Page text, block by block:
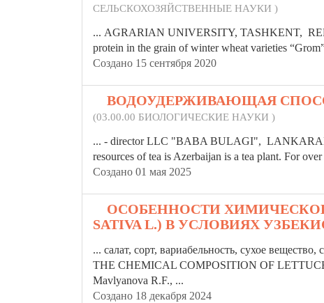
СЕЛЬСКОХОЗЯЙСТВЕННЫЕ НАУКИ )
... AGRARIAN UNIVERSITY, TASHKENT,
protein in the grain of winter wheat varieties
Создано 15 сентября 2020
ВОДОУДЕРЖИВАЮЩАЯ
(03.00.00 БИОЛОГИЧЕСКИЕ НАУКИ )
... - director LLC "BABA BULAGI",
resources of tea is Azerbaijan is a tea plant. For
Создано 01 мая 2025
ОСОБЕННОСТИ
SATIVA L.) В УСЛОВИЯХ
... салат, сорт, вариабельность, сухое
THE CHEMICAL COMPOSITION OF
Mavlyanova R.F., ...
Создано 18 декабря 2024